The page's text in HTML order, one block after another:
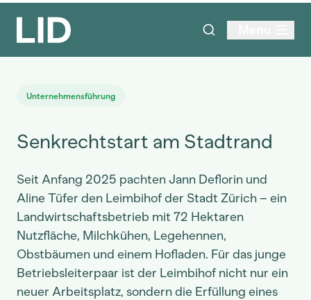
Unternehmensführung
Senkrechtstart am Stadtrand
Seit Anfang 2025 pachten Jann Deflorin und
Aline Tüfer den Leimbihof der Stadt Zürich – ein
Landwirtschaftsbetrieb mit 72 Hektaren
Nutzfläche, Milchkühen, Legehennen,
Obstbäumen und einem Hofladen. Für das junge
Betriebsleiterpaar ist der Leimbihof nicht nur ein
neuer Arbeitsplatz, sondern die Erfüllung eines